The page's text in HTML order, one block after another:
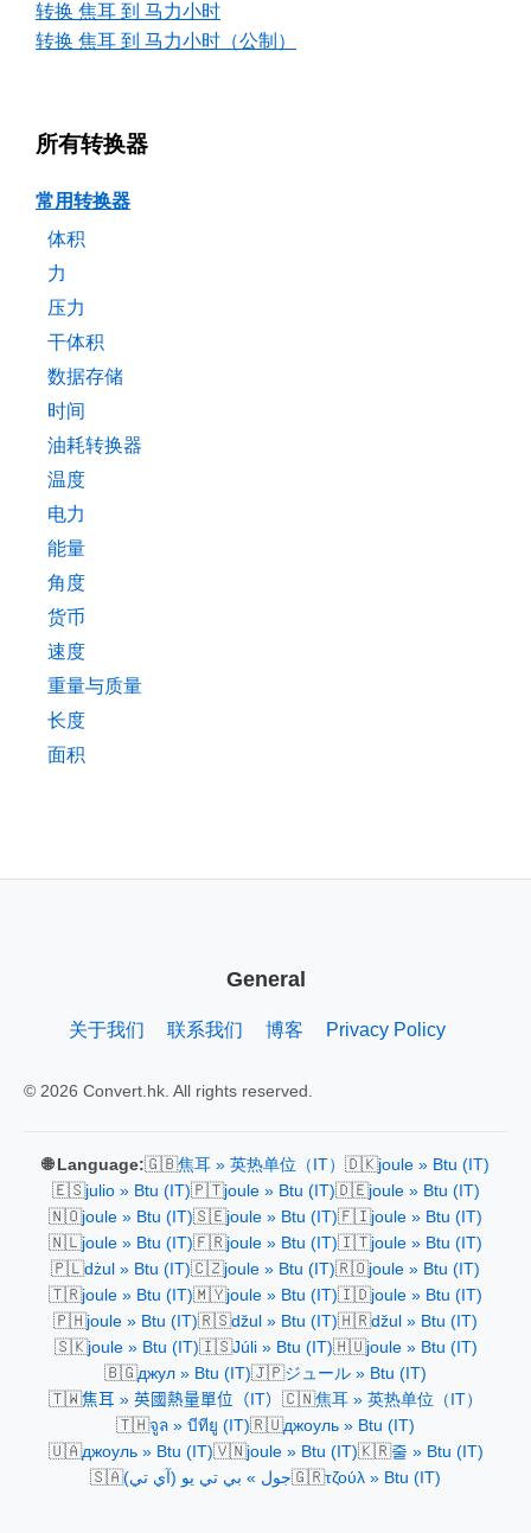
转换 焦耳 到 马力小时
转换 焦耳 到 马力小时（公制）
所有转换器
常用转换器
体积
力
压力
干体积
数据存储
时间
油耗转换器
温度
电力
能量
角度
货币
速度
重量与质量
长度
面积
General
关于我们 联系我们 博客 Privacy Policy
© 2026 Convert.hk. All rights reserved.
🌐 Language:🇬🇧焦耳 » 英热单位（IT） 🇩🇰joule » Btu (IT)
🇪🇸julio » Btu (IT)🇵🇹joule » Btu (IT)🇩🇪joule » Btu (IT)
🇳🇴joule » Btu (IT)🇸🇪joule » Btu (IT)🇫🇮joule » Btu (IT)
🇳🇱joule » Btu (IT)🇫🇷joule » Btu (IT)🇮🇹joule » Btu (IT)
🇵🇱dżul » Btu (IT)🇨🇿joule » Btu (IT)🇷🇴joule » Btu (IT)
🇹🇷joule » Btu (IT)🇲🇾joule » Btu (IT)🇮🇩joule » Btu (IT)
🇵🇭joule » Btu (IT)🇷🇸džul » Btu (IT)🇭🇷džul » Btu (IT)
🇸🇰joule » Btu (IT)🇮🇸Júli » Btu (IT)🇭🇺joule » Btu (IT)
🇧🇬джул » Btu (IT)🇯🇵ジュール » Btu (IT)
🇹🇼焦耳 » 英國熱量單位（IT） 🇨🇳焦耳 » 英热单位（IT）
🇹🇭จูล » บีทียู (IT)🇷🇺джоуль » Btu (IT)
🇺🇦джоуль » Btu (IT)🇻🇳joule » Btu (IT)🇰🇷줄 » Btu (IT)
🇸🇦جول » بي تي يو (آي تي)🇬🇷τζούλ » Btu (IT)